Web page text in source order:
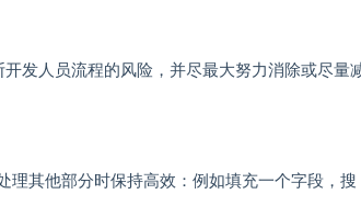
发人员流程的风险，并尽最大努力消除或尽量
理其他部分时保持高效：例如填充一个字段，搜